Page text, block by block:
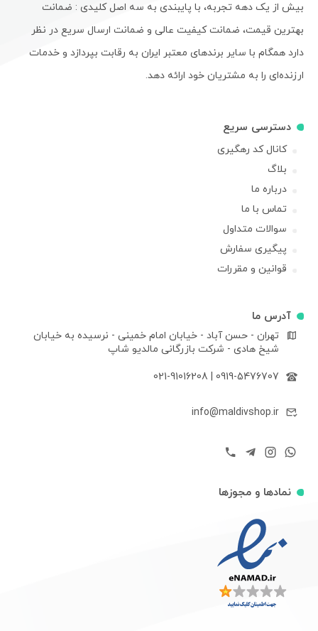
بیش از یک دهه تجربه، با پایبندی به سه اصل کلیدی : ضمانت
بهترین قیمت، ضمانت کیفیت عالی و ضمانت ارسال سریع در نظر
دارد همگام با سایر برندهای معتبر ایران به رقابت بپردازد و خدمات
ارزنده‌ای را به مشتریان خود ارائه دهد.
دسترسی سریع
کانال کد رهگیری
بلاگ
درباره ما
تماس با ما
سوالات متداول
پیگیری سفارش
قوانین و مقررات
آدرس ما
تهران - حسن آباد - خیابان امام خمینی - نرسیده به خیابان
شیخ هادی - شرکت بازرگانی مالدیو شاپ
0919-5476707
|
021-91016208
info@maldivshop.ir
نمادها و مجوزها